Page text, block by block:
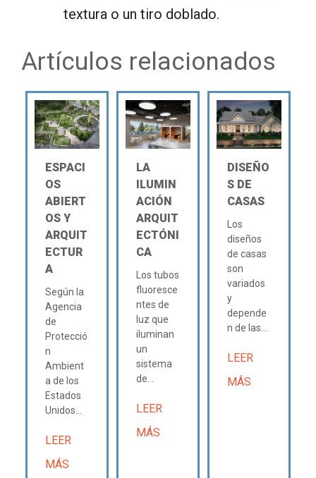
textura o un tiro doblado.
Artículos relacionados
ESPACI
OS
ABIERT
OS Y
ARQUIT
ECTUR
A
Según la
Agencia
de
Protecció
n
Ambient
a de los
Estados
Unidos...
LEER
MÁS
LA
ILUMIN
ACIÓN
ARQUIT
ECTÓNI
CA
Los tubos
fluoresce
ntes de
luz que
iluminan
un
sistema
de...
LEER
MÁS
DISEÑO
S DE
CASAS
Los
diseños
de casas
son
variados
y
depende
n de las...
LEER
MÁS